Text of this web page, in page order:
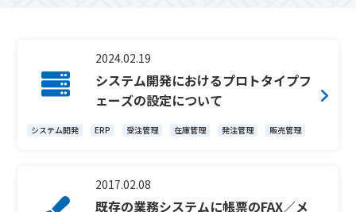
2024.02.19
システム開発におけるプロトタイプフ
ェーズの設定について
システム開発 ERP 受注管理 在庫管理 発注管理 販売管理
2017.02.08
既存の業務システムに帳票のFAX／メ